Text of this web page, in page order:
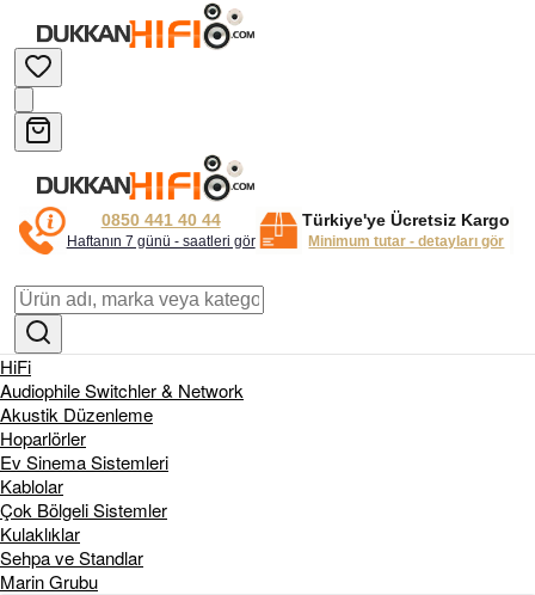
0850 441 40 44
Haftanın 7 günü - saatleri gör
Türkiye'ye Ücretsiz Kargo
Minimum tutar - detayları gör
HiFi
Audiophile Switchler & Network
Akustik Düzenleme
Hoparlörler
Ev Sinema Sistemleri
Kablolar
Çok Bölgeli Sistemler
Kulaklıklar
Sehpa ve Standlar
Marin Grubu